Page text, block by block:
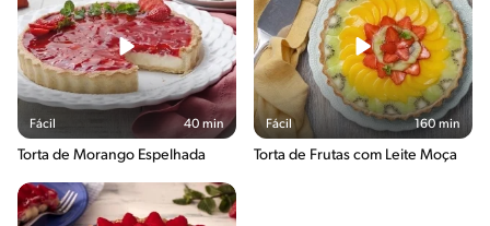
Fácil 40 min
Torta de Morango Espelhada
Fácil 160 min
Torta de Frutas com Leite Moça